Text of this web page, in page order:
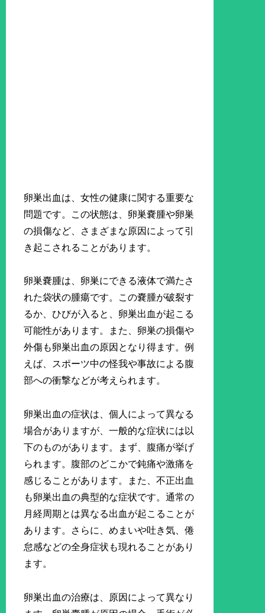
卵巣出血は、女性の健康に関する重要な
問題です。この状態は、卵巣嚢腫や卵巣
の損傷など、さまざまな原因によって引
き起こされることがあります。
卵巣嚢腫は、卵巣にできる液体で満たさ
れた袋状の腫瘍です。この嚢腫が破裂す
るか、ひびが入ると、卵巣出血が起こる
可能性があります。また、卵巣の損傷や
外傷も卵巣出血の原因となり得ます。例
えば、スポーツ中の怪我や事故による腹
部への衝撃などが考えられます。
卵巣出血の症状は、個人によって異なる
場合がありますが、一般的な症状には以
下のものがあります。まず、腹痛が挙げ
られます。腹部のどこかで鈍痛や激痛を
感じることがあります。また、不正出血
も卵巣出血の典型的な症状です。通常の
月経周期とは異なる出血が起こることが
あります。さらに、めまいや吐き気、倦
怠感などの全身症状も現れることがあり
ます。
卵巣出血の治療は、原因によって異なり